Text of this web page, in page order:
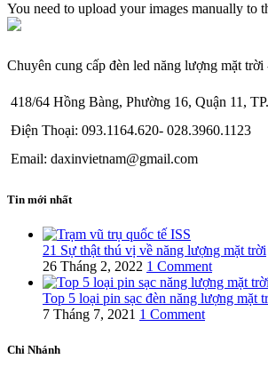
You need to upload your images manually to
Chuyên cung cấp đèn led năng lượng mặt
418/64 Hồng Bàng, Phường 16, Quận 11,
Điện Thoại: 093.1164.620- 028.3960.1123
Email: daxinvietnam@gmail.com
Tin mới nhất
21 Sự thật thú vị về năng lượng mặt trời
26 Tháng 2, 2022 1 Comment
Top 5 loại pin sạc đèn năng lượng mặt
7 Tháng 7, 2021 1 Comment
Chi Nhánh